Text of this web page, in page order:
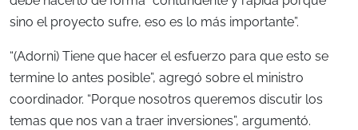
sino el proyecto sufre, eso es lo más importante”.
“(Adorni) Tiene que hacer el esfuerzo para que esto se
termine lo antes posible”, agregó sobre el ministro
coordinador. “Porque nosotros queremos discutir los
temas que nos van a traer inversiones”, argumentó.